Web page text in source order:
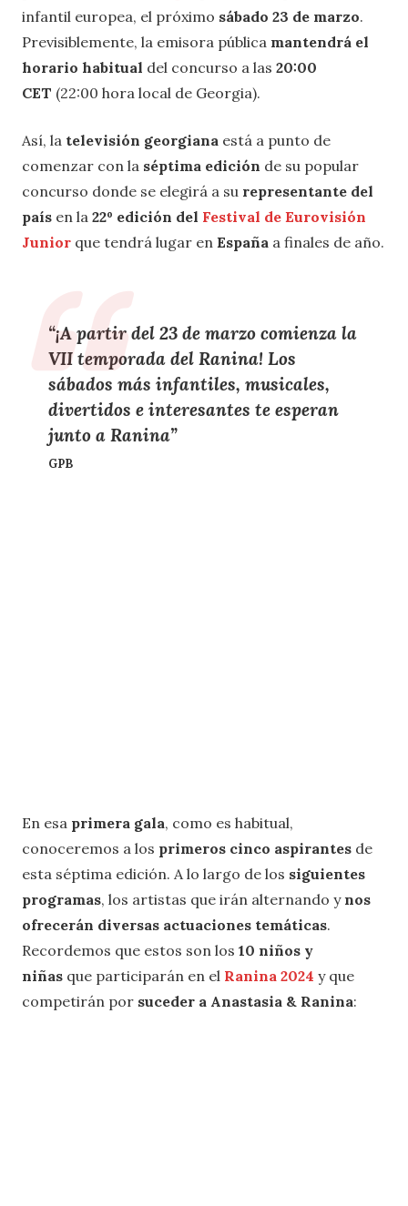
infantil europea, el próximo sábado 23 de marzo.
Previsiblemente, la emisora pública mantendrá el
horario habitual del concurso a las 20:00
CET (22:00 hora local de Georgia).
Así, la televisión georgiana está a punto de
comenzar con la séptima edición de su popular
concurso donde se elegirá a su representante del
país en la 22º edición del Festival de Eurovisión
Junior que tendrá lugar en España a finales de año.
“¡A partir del 23 de marzocomienza la
VII temporada del Ranina! Los
sábados más infantiles, musicales,
divertidos e interesantes te esperan
junto a Ranina”
GPB
En esa primera gala, como es habitual,
conoceremos a los primeros cinco aspirantes de
esta séptima edición. A lo largo de los siguientes
programas, los artistas que irán alternando ynos
ofrecerán diversas actuaciones temáticas.
Recordemos que estos son los 10 niños y
niñas que participarán en el Ranina 2024 y que
competirán por suceder a Anastasia & Ranina: